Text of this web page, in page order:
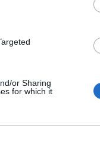
or Sharing
for which it